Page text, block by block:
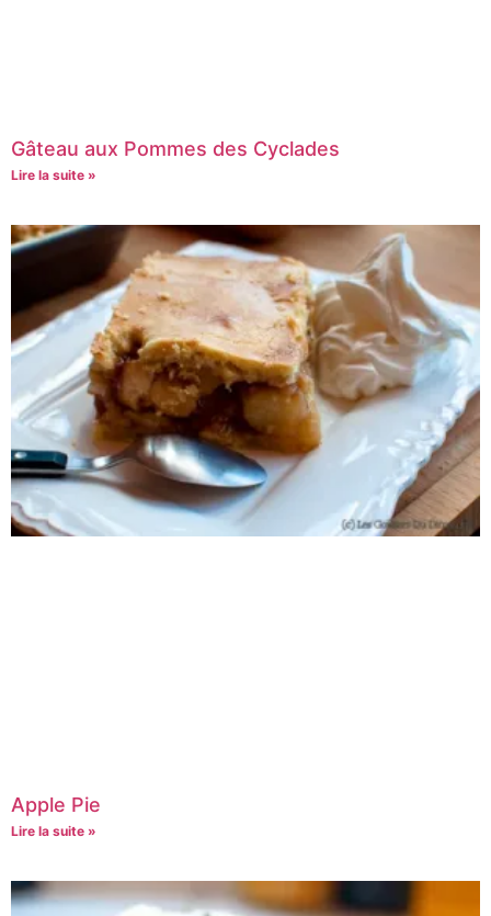
Gâteau aux Pommes des Cyclades
Lire la suite »
Apple Pie
Lire la suite »